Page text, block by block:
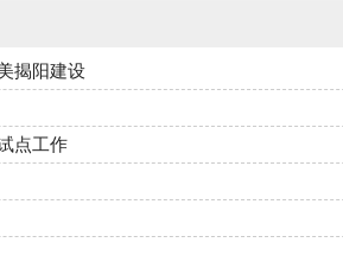
揭阳建设
点工作